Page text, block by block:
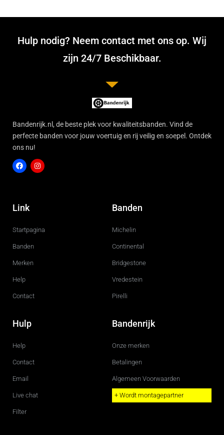
Hulp nodig? Neem contact met ons op. Wij
zijn 24/7 Beschikbaar.
Bandenrijk.nl, de beste plek voor kwaliteitsbanden. Vind de
perfecte banden voor jouw voertuig en rij veilig en soepel. Ontdek
ons nu!
c
e
o
g
r
Link
Startpagina
Banden
Merken
Help
Contact
Banden
Michelin
Continental
Bridgestone
Vredestein
Pirelli
Hulp
Help
Contact
Email
Live chat
Filter
Bandenrijk
Onze merken
Betalingen
Algemeen Voorwaarden
+ Wordt montagepartner